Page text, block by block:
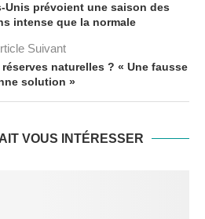
Unis prévoient une saison des
intense que la normale
Suivant
naturelles ? « Une fausse
solution »
VOUS INTÉRESSER